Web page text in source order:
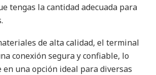
tengas la cantidad adecuada para
de alta calidad, el terminal
conexión segura y confiable, lo
en una opción ideal para diversas